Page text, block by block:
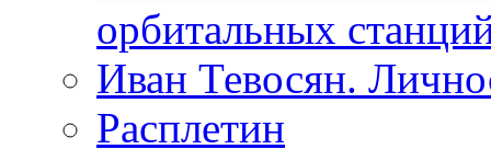
орбитальных
Иван Тевосян.
Расплетин